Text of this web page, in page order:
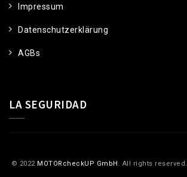
Impressum
Datenschutzerklärung
AGBs
LA SEGURIDAD
© 2022 MOTORcheckUP GmbH . All rights reserved.